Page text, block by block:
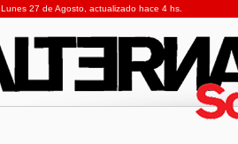
Lunes 27 de Agosto, actualizado hace 4 hs.